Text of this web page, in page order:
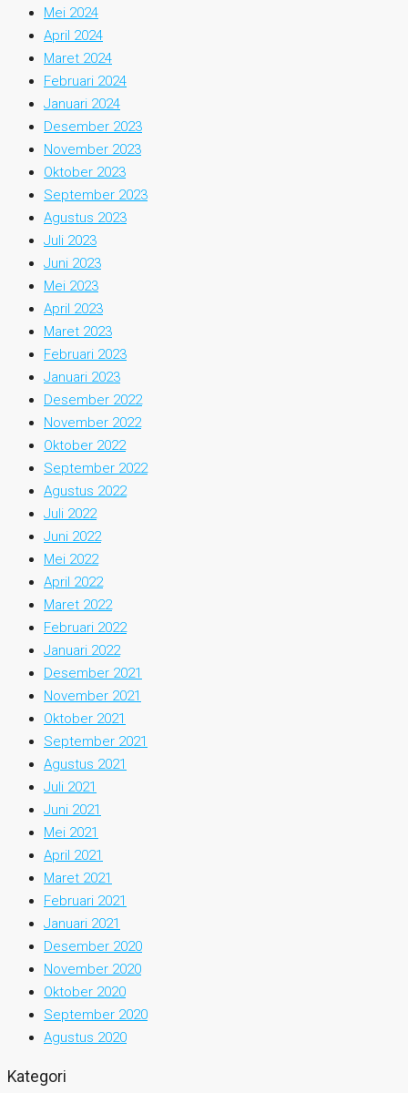
Mei 2024
April 2024
Maret 2024
Februari 2024
Januari 2024
Desember 2023
November 2023
Oktober 2023
September 2023
Agustus 2023
Juli 2023
Juni 2023
Mei 2023
April 2023
Maret 2023
Februari 2023
Januari 2023
Desember 2022
November 2022
Oktober 2022
September 2022
Agustus 2022
Juli 2022
Juni 2022
Mei 2022
April 2022
Maret 2022
Februari 2022
Januari 2022
Desember 2021
November 2021
Oktober 2021
September 2021
Agustus 2021
Juli 2021
Juni 2021
Mei 2021
April 2021
Maret 2021
Februari 2021
Januari 2021
Desember 2020
November 2020
Oktober 2020
September 2020
Agustus 2020
Kategori